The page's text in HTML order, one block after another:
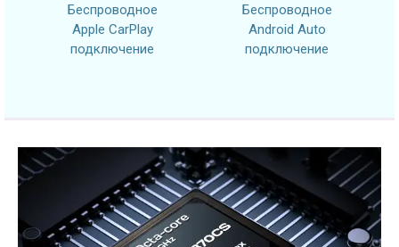
Беспроводное
Apple CarPlay
подключение
Беспроводное
Android Auto
подключение